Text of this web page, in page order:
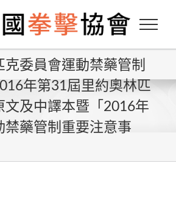
克委員會運動禁藥管制
年第31屆里約奧林匹
文及中譯本暨「2016年
禁藥管制重要注意事